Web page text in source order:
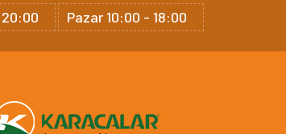
Pazar 10:00 - 18:00